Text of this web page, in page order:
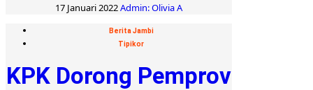
17 Januari 2022Admin: Olivia A
Berita Jambi
Tipikor
KPK Dorong Pemprov